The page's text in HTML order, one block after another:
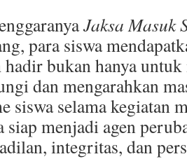
Jaksa Masuk
para siswa
bukan hanya
dan mengarahkan
siswa selama kegiatan
siap menjadi agen
integritas, dan